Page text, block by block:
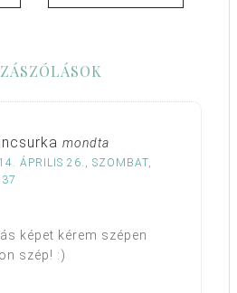
mondta
ÁPRILIS 26., SZOMBAT,
képet kérem szépen
szép! :)